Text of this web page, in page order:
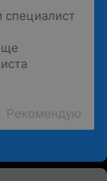
Рекомендую